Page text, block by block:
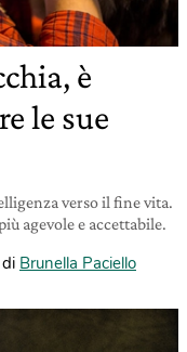
è
le sue
verso il fine vita.
agevole e accettabile.
di Brunella Paciello